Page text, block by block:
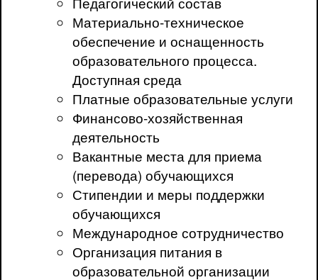
Материально-техническое
обеспечение и оснащенность
образовательного процесса.
Доступная среда
Платные образовательные услуги
Финансово-хозяйственная
деятельность
Вакантные места для приема
(перевода) обучающихся
Стипендии и меры поддержки
обучающихся
Международное сотрудничество
Организация питания в
образовательной организации